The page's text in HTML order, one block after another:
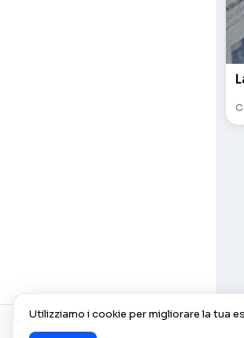
Utilizziamo i cookie per migliorare la tua